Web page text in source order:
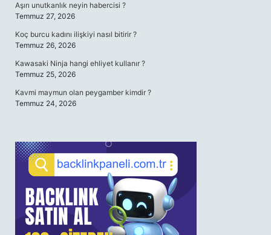
Aşırı unutkanlık neyin habercisi ?
Temmuz 27, 2026
Koç burcu kadını ilişkiyi nasıl bitirir ?
Temmuz 26, 2026
Kawasaki Ninja hangi ehliyet kullanır ?
Temmuz 25, 2026
Kavmi maymun olan peygamber kimdir ?
Temmuz 24, 2026